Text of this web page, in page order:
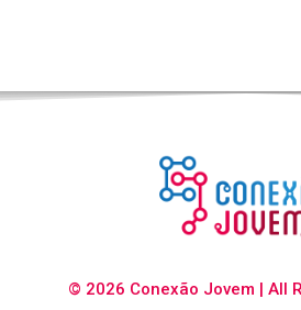
© 2026 Conexão Jovem | All